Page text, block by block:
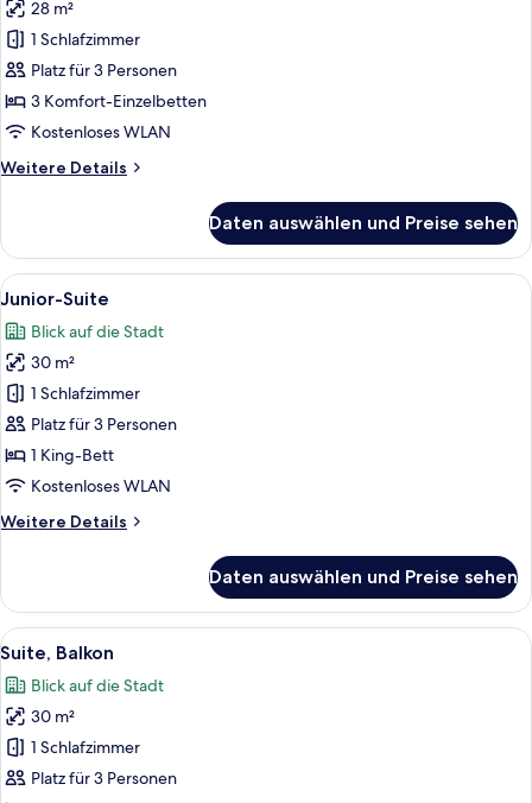
Standard-
Dreibettzimmer
anzeigen
28 m²
1 Schlafzimmer
Platz für 3 Personen
3 Komfort-Einzelbetten
Kostenloses WLAN
Weitere Details
Weitere
Dreibettzimmer
Daten auswählen und Preise sehen
Alle
Fotos
für
Junior-
Suite
anzeigen
Ein modernes Hotelzimmer mit
5
Junior-Suite
Blick auf die Stadt
30 m²
1 Schlafzimmer
Platz für 3 Personen
1 King-Bett
Kostenloses WLAN
Weitere Details
Weitere
Suite
Daten auswählen und Preise sehen
Alle
Fotos
für
Suite,
Balkon
anzeigen
Ein Hotelzimmer mit einem großen
5
Suite, Balkon
Blick auf die Stadt
30 m²
1 Schlafzimmer
Platz für 3 Personen